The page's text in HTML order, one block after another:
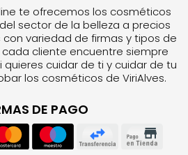
te ofrecemos los cosméticos
sector de la belleza a precios
con variedad de firmas y tipos de
cliente encuentre siempre
quieres cuidar de ti y cuidar de tu
los cosméticos de ViriAlves.
DE PAGO